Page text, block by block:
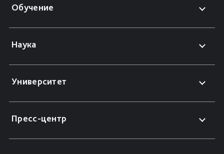
Обучение
Наука
Университет
Пресс-центр